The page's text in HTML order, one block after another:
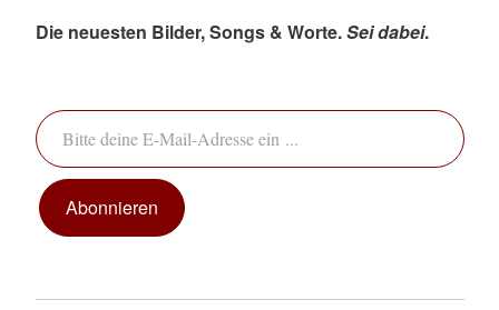
Die neuesten Bilder, Songs & Worte.Sei dabei.
Bitte deine E-Mail-Adresse ein ...
Abonnieren